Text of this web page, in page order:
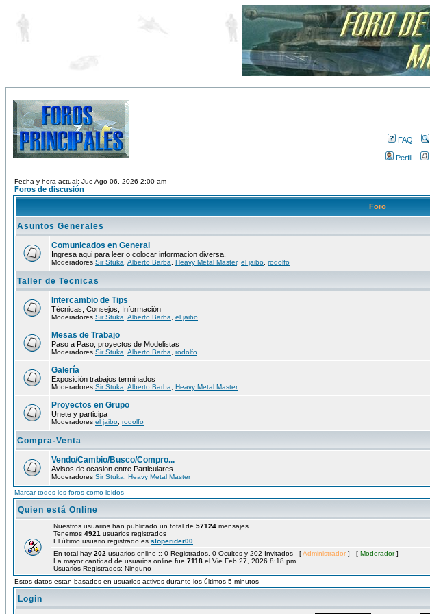
FAQ
Perfil
Fecha y hora actual: Jue Ago 06, 2026 2:00 am
Foros de discusión
Foro
Asuntos Generales
Comunicados en General
Ingresa aqui para leer o colocar informacion diversa.
Moderadores Sir Stuka Alberto Barba Heavy Metal Master, el jaibo rodolfo
Taller de Tecnicas
Intercambio de Tips
Técnicas, Consejos, Información
Moderadores Sir Stuka Alberto Barba el jaibo
Mesas de Trabajo
Paso a Paso, proyectos de Modelistas
Moderadores Sir Stuka Alberto Barba rodolfo
Galería
Exposición trabajos terminados
Moderadores Sir Stuka Alberto Barba Heavy Metal Master
Proyectos en Grupo
Unete y participa
Moderadores el jaibo rodolfo
Compra-Venta
Vendo/Cambio/Busco/Compro...
Avisos de ocasion entre Particulares.
Moderadores Sir Stuka Heavy Metal Master
Marcar todos los foros como leidos
Quien está Online
Nuestros usuarios han publicado un total de 57124 mensajes
Tenemos 4921 usuarios registrados
El último usuario registrado es sloperider00
En total hay 202 usuarios online :: 0 Registrados, 0 Ocultos y 202 Invitados [Administrador ] [ Moderador]
La mayor cantidad de usuarios online fue 7118 el Vie Feb 27, 2026 8:18 pm
Usuarios Registrados: Ninguno
Estos datos estan basados en usuarios activos durante los últimos 5 minutos
Login